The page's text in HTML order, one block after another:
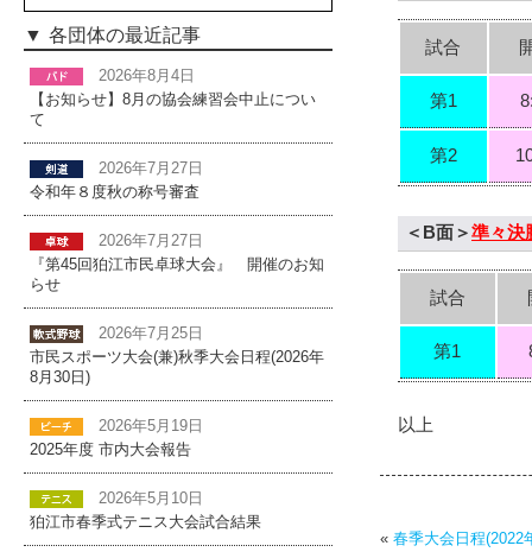
試合
第1
第2
＜B面＞準々決
試合
第1
以上
« 春季大会日程(2022
各団体の最近記事
2026年8月4日
【お知らせ】8月の協会練習会中止につい
て
2026年7月27日
令和年８度秋の称号審査
2026年7月27日
『第45回狛江市民卓球大会』 開催のお知
らせ
2026年7月25日
市民スポーツ大会(兼)秋季大会日程(2026年
8月30日)
2026年5月19日
2025年度 市内大会報告
2026年5月10日
狛江市春季式テニス大会試合結果